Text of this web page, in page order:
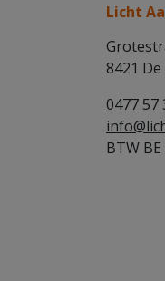
Licht
8421
0477 57
BTW